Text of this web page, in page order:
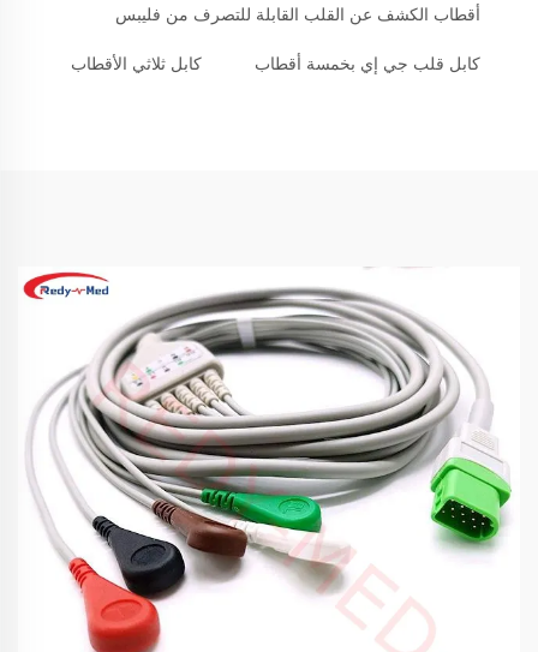
أقطاب الكشف عن القلب القابلة للتصرف من فليبس
كابل قلب جي إي بخمسة أقطاب كابل ثلاثي الأقطاب